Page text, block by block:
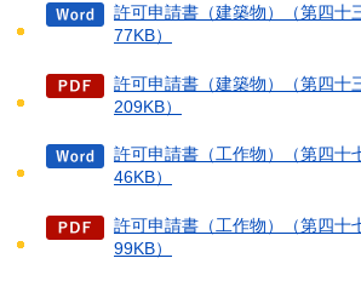
許可申請書（建築物）（第四十
77KB）
許可申請書（建築物）（第四十
209KB）
許可申請書（工作物）（第四十
46KB）
許可申請書（工作物）（第四十
99KB）